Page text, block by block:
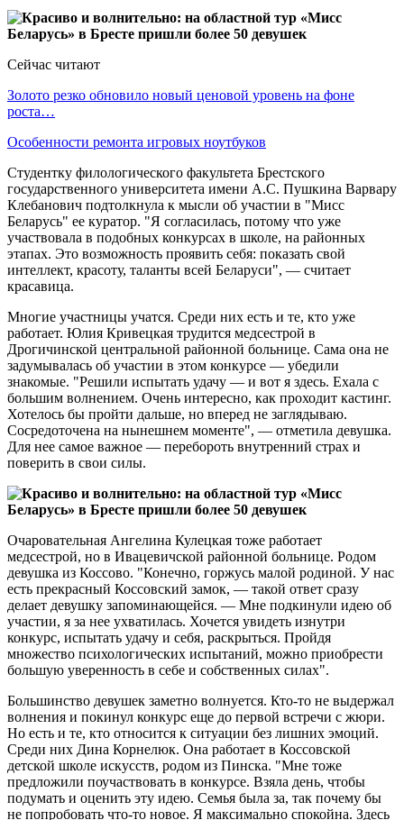
Сейчас читают
Золото резко обновило новый ценовой уровень на фоне
роста…
Особенности ремонта игровых ноутбуков
Студентку филологического факультета Брестского
государственного университета имени А.С. Пушкина Варвару
Клебанович подтолкнула к мысли об участии в "Мисс
Беларусь" ее куратор. "Я согласилась, потому что уже
участвовала в подобных конкурсах в школе, на районных
этапах. Это возможность проявить себя: показать свой
интеллект, красоту, таланты всей Беларуси", — считает
красавица.
Многие участницы учатся. Среди них есть и те, кто уже
работает. Юлия Кривецкая трудится медсестрой в
Дрогичинской центральной районной больнице. Сама она не
задумывалась об участии в этом конкурсе — убедили
знакомые. "Решили испытать удачу — и вот я здесь. Ехала с
большим волнением. Очень интересно, как проходит кастинг.
Хотелось бы пройти дальше, но вперед не заглядываю.
Сосредоточена на нынешнем моменте", — отметила девушка.
Для нее самое важное — перебороть внутренний страх и
поверить в свои силы.
Очаровательная Ангелина Кулецкая тоже работает
медсестрой, но в Ивацевичской районной больнице. Родом
девушка из Коссово. "Конечно, горжусь малой родиной. У нас
есть прекрасный Коссовский замок, — такой ответ сразу
делает девушку запоминающейся. — Мне подкинули идею об
участии, я за нее ухватилась. Хочется увидеть изнутри
конкурс, испытать удачу и себя, раскрыться. Пройдя
множество психологических испытаний, можно приобрести
большую уверенность в себе и собственных силах".
Большинство девушек заметно волнуется. Кто-то не выдержал
волнения и покинул конкурс еще до первой встречи с жюри.
Но есть и те, кто относится к ситуации без лишних эмоций.
Среди них Дина Корнелюк. Она работает в Коссовской
детской школе искусств, родом из Пинска. "Мне тоже
предложили поучаствовать в конкурсе. Взяла день, чтобы
подумать и оценить эту идею. Семья была за, так почему бы
не попробовать что-то новое. Я максимально спокойна. Здесь